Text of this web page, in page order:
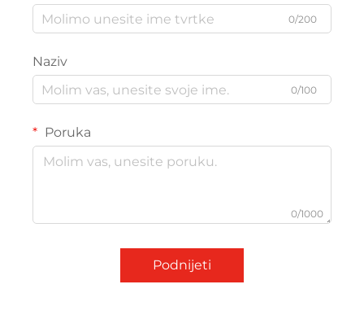
0/200
Naziv
0/100
Poruka
0/1000
Podnijeti